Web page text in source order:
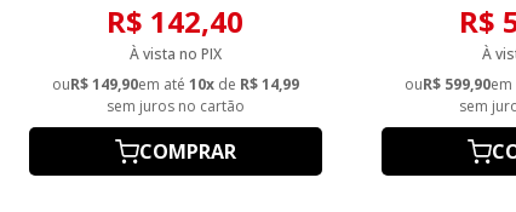
R$ 142,40
À vista no PIX
ouR$ 149,90em até 10xde R$ 14,99
sem juros no cartão
COMPRAR
R$
À
ouR$ 599,90em
sem